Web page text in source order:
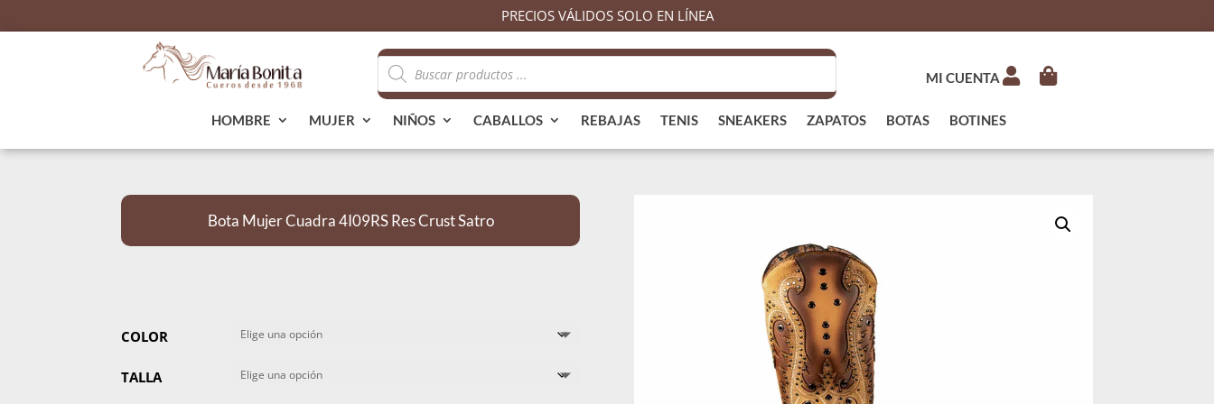
PRECIOS VÁLIDOS SOLO EN LÍNEA
Búsqueda
de
productos
MI CUENTA
HOMBRE MUJER NIÑOS CABALLOS REBAJAS TENIS SNEAKERS ZAPATOS BOTAS BOTINES
Bota Mujer Cuadra 4I09RS Res Crust Satro
COLOR
TALLA